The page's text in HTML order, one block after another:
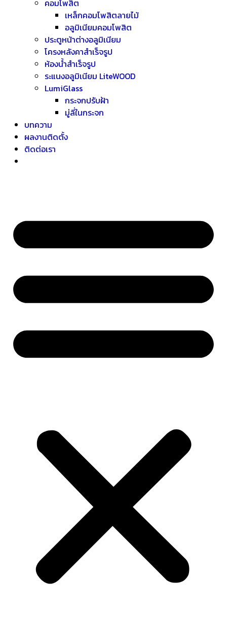
คอมโพสิต
เหล็กคอมโพสิตลายไม้
อลูมิเนียมคอมโพสิต
ประตูหน้าต่างอลูมิเนียม
โครงหลังคาสำเร็จรูป
ห้องน้ำสำเร็จรูป
ระแนงอลูมิเนียม LiteWOOD
LumiGlass
กระจกปรับฝ้า
มู่ลี่ในกระจก
บทความ
ผลงานติดตั้ง
ติดต่อเรา